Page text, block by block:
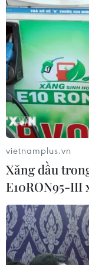
#Khu công nghiệp
Theo dõi
TIN LIÊN
vietnamplus.vn
Xăng dầu
E10RON95-III